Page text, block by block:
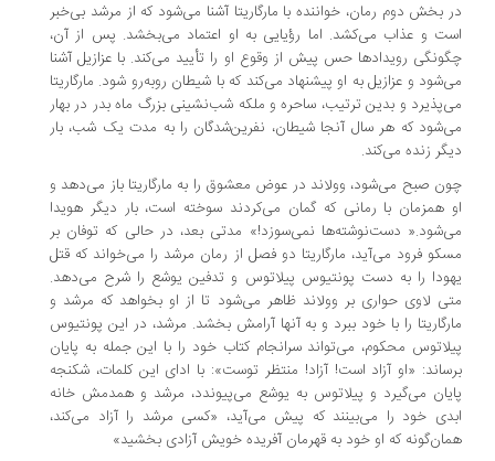
بخش دوم رمان، خواننده با مارگاریتا آشنا می‌شود که از مرشد بی‌خبر
و عذاب می‌کشد. اما رؤیایی به او اعتماد می‌بخشد. پس از آن،
رویدادها حس پیش از وقوع او را تأیید می‌کند. با عزازیل آشنا
و عزازیل به او پیشنهاد می‌کند که با شیطان رو‌به‌رو شود. مارگاریتا
و بدین ترتیب، ساحره و ملکه شب‌نشینی بزرگ ماه بدر در بهار
که هر سال آنجا شیطان، نفرین‌شدگان را به مدت یک شب، بار
زنده می‌کند.
صبح می‌شود، وولاند در عوض معشوق را به مارگاریتا باز می‌دهد و
همزمان با رمانی که گمان می‌کردند سوخته است، بار دیگر هویدا
دست‌نوشته‌ها نمی‌سوزد!» مدتی بعد، در حالی که توفان بر
فرود می‌آید،‌ مارگاریتا دو فصل از رمان مرشد را می‌خواند که قتل
را به دست پونتیوس پیلاتوس و تدفین یوشع را شرح می‌دهد.
لاوی حواری بر وولاند ظاهر می‌شود تا از او بخواهد که مرشد و
را با خود ببرد و به آنها آرامش بخشد. مرشد،‌ در این پونتیوس
محکوم، می‌تواند سرانجام کتاب خود را با این جمله به پایان
«او آزاد است!‌ آزاد! منتظر توست»: با ادای این کلمات، شکنجه
می‌گیرد و پیلاتوس به یوشع می‌پیوندد، مرشد و همدمش خانه
خود را می‌بینند که پیش می‌آید، «کسی مرشد را آزاد می‌کند،
که او خود به قهرمان آفریده خویش آزادی بخشید»